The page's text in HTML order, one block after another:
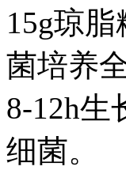
15g琼
菌培养
8-12h生
细菌。